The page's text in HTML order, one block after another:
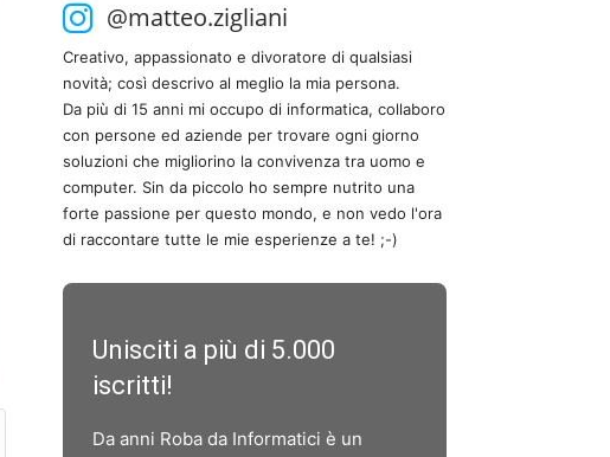
@matteo.zigliani
Creativo, appassionato e divoratore di qualsiasi
novità; così descrivo al meglio la mia persona.
Da più di 15 anni mi occupo di informatica, collaboro
con persone ed aziende per trovare ogni giorno
soluzioni che migliorino la convivenza tra uomo e
computer. Sin da piccolo ho sempre nutrito una
forte passione per questo mondo, e non vedo l'ora
di raccontare tutte le mie esperienze a te! ;-)
Unisciti a più di 5.000
iscritti!
Da anni Roba da Informatici è un